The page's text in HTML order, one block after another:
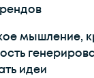
мышление,
идеи